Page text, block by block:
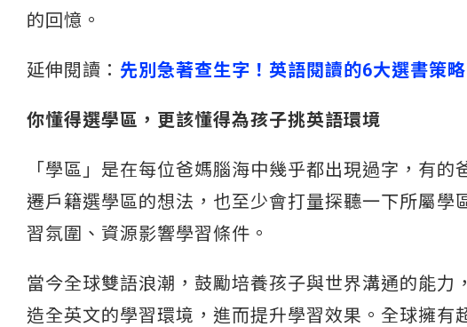
的回憶。
延伸閱讀： 先別急著查生字！英語閱讀的6大選書策略
你懂得選學區，更該懂得為孩子挑英語環境
「學區」是在每位爸媽腦海中幾乎都出現過字，有
遷戶籍選學區的想法，也至少會打量探聽一下所屬
習氛圍、資源影響學習條件。
當今全球雙語浪潮，鼓勵培養孩子與世界溝通的能
造全英文的學習環境，進而提升學習效果。全球擁有